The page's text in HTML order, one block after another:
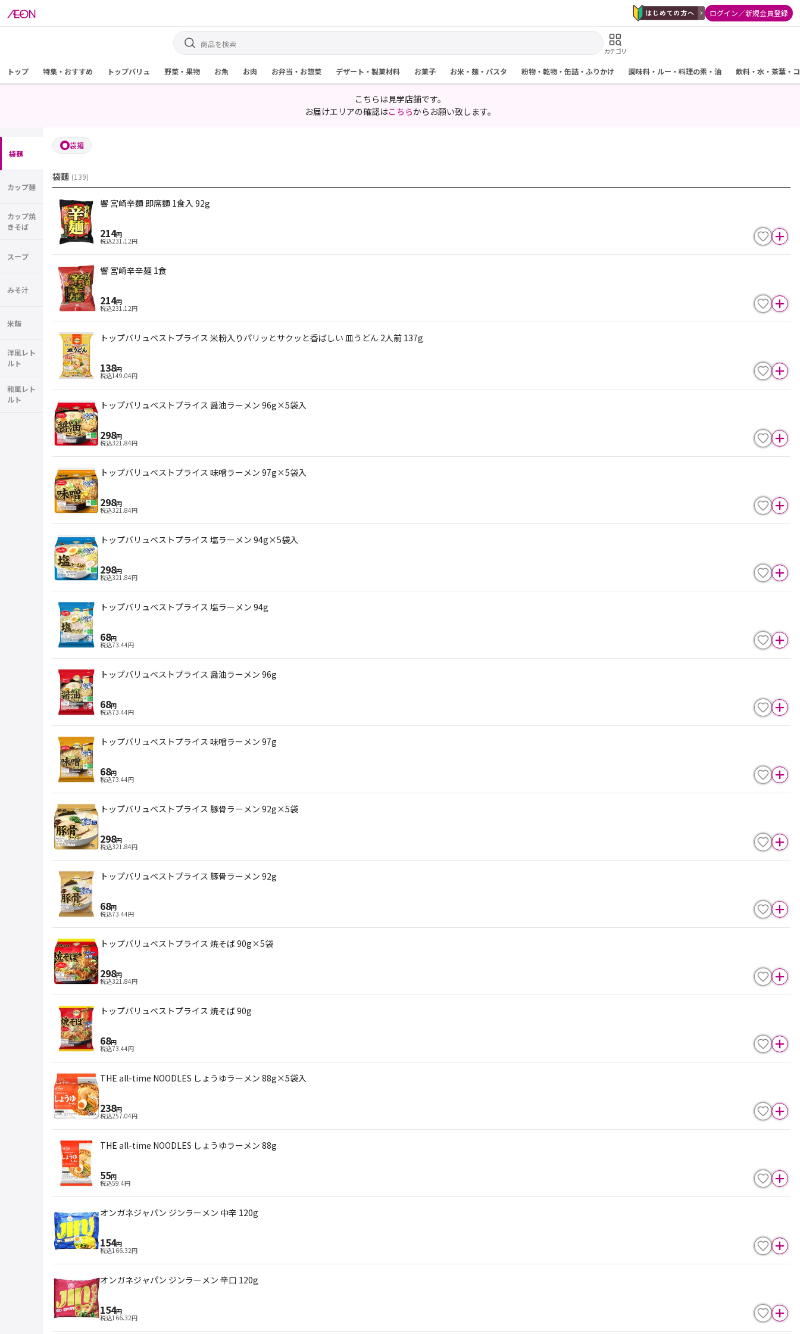
ログイン／新規会員登録
カテゴリ
トップ 特集・おすすめ トップバリュ 野菜・果物 お魚 お肉 お弁当・お惣菜 デザート・製菓材料 お菓子 お米・麺・パスタ 粉物・乾物・缶詰・ふりかけ 調味料・ルー・料理の素・油 飲料・水・茶葉・
こちらは見学店舗です。
お届けエリアの確認はこちらからお願い致します。
袋麺
カップ麺
カップ焼
きそば
スープ
みそ汁
米飯
洋風レト
ルト
和風レト
ルト
袋麺
袋麺 (139)
響 宮崎辛麺 即席麺 1食入 92g
214円
税込231.12円
響 宮崎辛辛麺 1食
214円
税込231.12円
トップバリュベストプライス 米粉入りパリッとサクッと香ばしい 皿うどん 2人前 137g
138円
税込149.04円
トップバリュベストプライス 醤油ラーメン 96g×5袋入
298円
税込321.84円
トップバリュベストプライス 味噌ラーメン 97g×5袋入
298円
税込321.84円
トップバリュベストプライス 塩ラーメン 94g×5袋入
298円
税込321.84円
トップバリュベストプライス 塩ラーメン 94g
68円
税込73.44円
トップバリュベストプライス 醤油ラーメン 96g
68円
税込73.44円
トップバリュベストプライス 味噌ラーメン 97g
68円
税込73.44円
トップバリュベストプライス 豚骨ラーメン 92g×5袋
298円
税込321.84円
トップバリュベストプライス 豚骨ラーメン 92g
68円
税込73.44円
トップバリュベストプライス 焼そば 90g×5袋
298円
税込321.84円
トップバリュベストプライス 焼そば 90g
68円
税込73.44円
THE all-time NOODLES しょうゆラーメン 88g×5袋入
238円
税込257.04円
THE all-time NOODLES しょうゆラーメン 88g
55円
税込59.4円
オンガネジャパン ジンラーメン 中辛 120g
154円
税込166.32円
オンガネジャパン ジンラーメン 辛口 120g
154円
税込166.32円